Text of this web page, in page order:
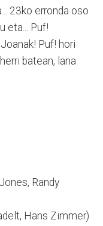
23ko erronda oso
eta... Puf!
Puf! hori
batean, lana
Randy
Hans Zimmer)